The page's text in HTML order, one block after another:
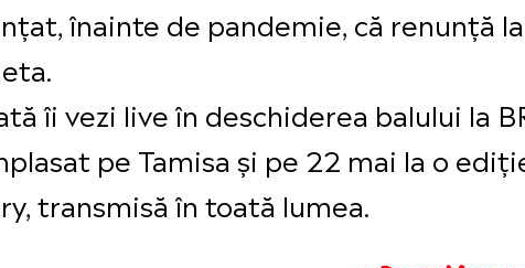
înainte de pandemie, că renunță
îi vezi live în deschiderea balului la
pe Tamisa și pe 22 mai la o
transmisă în toată lumea.